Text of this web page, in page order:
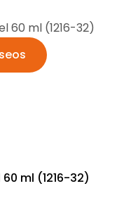
ml (1216-32)